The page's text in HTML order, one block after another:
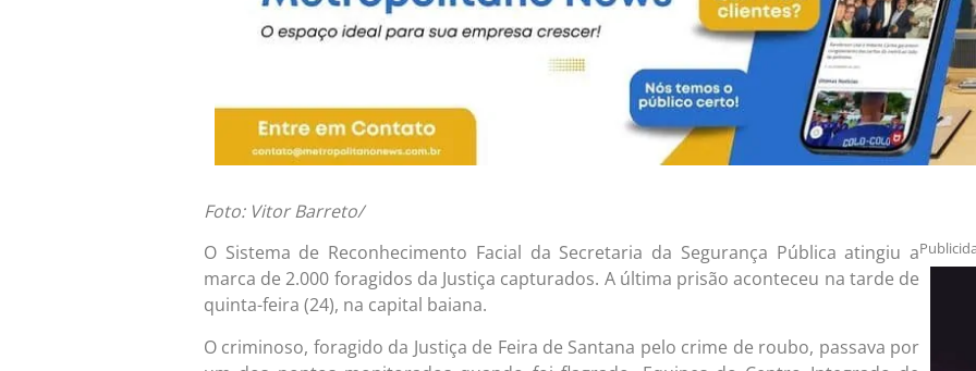
Foto: Vitor Barreto/
O Sistema de Reconhecimento Facial da Secretaria da Segurança Pública atingiu a
marca de 2.000 foragidos da Justiça capturados. A última prisão aconteceu na tarde de
quinta-feira (24), na capital baiana.
O criminoso, foragido da Justiça de Feira de Santana pelo crime de roubo, passava por